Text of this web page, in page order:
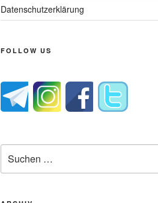
Datenschutzerklärung
FOLLOW US
nach: